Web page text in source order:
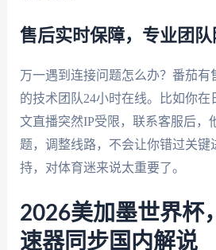
售后实时保障，专业团
万一遇到连接问题怎么办？番茄有
的技术团队24小时在线。比如你在
文直播突然IP受限，联系客服后，
题，调整线路，不会让你错过关键
持，对体育迷来说太重要了。
2026美加墨世界杯
速器同步国内解说